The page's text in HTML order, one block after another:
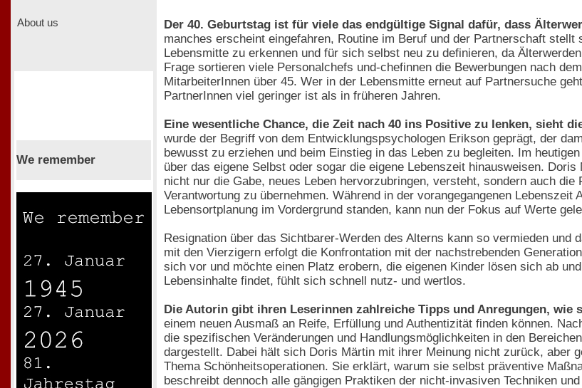
About us
We remember
Der 40. Geburtstag ist für viele das endgültige Signal dafür, dass
manches erscheint eingefahren, Routine im Beruf und der Partnerschaft
Lebensmitte zu erkennen und für sich selbst neu zu definieren, da
Frage sortieren viele Personalchefs und-chefinnen die Bewerbungen nach
MitarbeiterInnen über 45. Wer in der Lebensmitte erneut auf Partnersuche
PartnerInnen viel geringer ist als in früheren Jahren.
Eine wesentliche Chance, die Zeit nach 40 ins Positive zu lenken, sieht
wurde der Begriff von dem Entwicklungspsychologen Erikson geprägt, der
bewusst zu erziehen und beim Einstieg in das Leben zu begleiten. Im
über das eigene Selbst oder sogar die eigene Lebenszeit hinausweisen.
nicht nur die Gabe, neues Leben hervorzubringen, versteht, sondern auch
Verantwortung zu übernehmen. Während in der vorangegangenen
Lebensortplanung im Vordergrund standen, kann nun der Fokus auf Werte
Resignation über das Sichtbarer-Werden des Alterns kann so vermieden
mit den Vierzigern erfolgt die Konfrontation mit der nachstrebenden
sich vor und möchte einen Platz erobern, die eigenen Kinder lösen sich ab
Lebensinhalte findet, fühlt sich schnell nutz- und wertlos.
Die Autorin gibt ihren Leserinnen zahlreiche Tipps und Anregungen, wie
einem neuen Ausmaß an Reife, Erfüllung und Authentizität finden können.
die spezifischen Veränderungen und Handlungsmöglichkeiten in den
dargestellt. Dabei hält sich Doris Märtin mit ihrer Meinung nicht zurück, aber
Thema Schönheitsoperationen. Sie erklärt, warum sie selbst präventive
beschreibt dennoch alle gängigen Praktiken der nicht-invasiven Techniken